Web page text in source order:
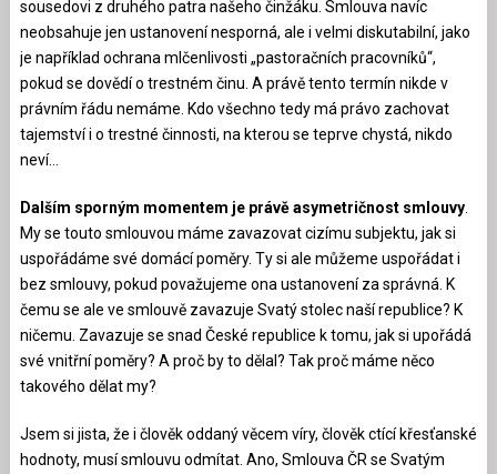
sousedovi z druhého patra našeho činžáku. Smlouva navíc
neobsahuje jen ustanovení nesporná, ale i velmi diskutabilní, jako
je například ochrana mlčenlivosti „pastoračních pracovníků“,
pokud se dovědí o trestném činu. A právě tento termín nikde v
právním řádu nemáme. Kdo všechno tedy má právo zachovat
tajemství i o trestné činnosti, na kterou se teprve chystá, nikdo
neví…
Dalším sporným momentem je právě asymetričnost smlouvy.
My se touto smlouvou máme zavazovat cizímu subjektu, jak si
uspořádáme své domácí poměry. Ty si ale můžeme uspořádat i
bez smlouvy, pokud považujeme ona ustanovení za správná. K
čemu se ale ve smlouvě zavazuje Svatý stolec naší republice? K
ničemu. Zavazuje se snad České republice k tomu, jak si upořádá
své vnitřní poměry? A proč by to dělal? Tak proč máme něco
takového dělat my?
Jsem si jista, že i člověk oddaný věcem víry, člověk ctící křesťanské
hodnoty, musí smlouvu odmítat. Ano, Smlouva ČR se Svatým